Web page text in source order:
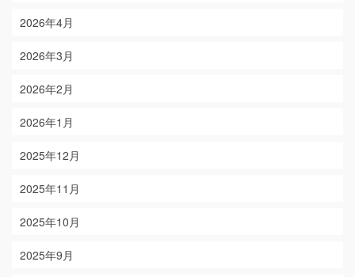
2026年4月
2026年3月
2026年2月
2026年1月
2025年12月
2025年11月
2025年10月
2025年9月